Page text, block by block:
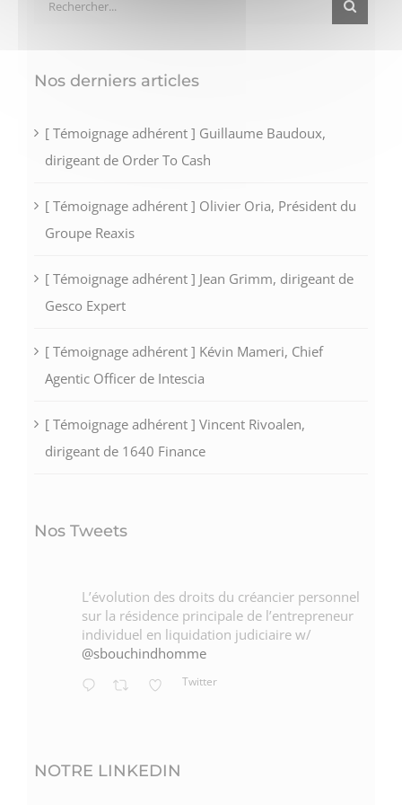
Nos derniers articles
[ Témoignage adhérent ] Guillaume Baudoux,
dirigeant de Order To Cash
[ Témoignage adhérent ] Olivier Oria, Président du
Groupe Reaxis
[ Témoignage adhérent ] Jean Grimm, dirigeant de
Gesco Expert
[ Témoignage adhérent ] Kévin Mameri, Chief
Agentic Officer de Intescia
[ Témoignage adhérent ] Vincent Rivoalen,
dirigeant de 1640 Finance
Nos Tweets
L’évolution des droits du créancier personnel
sur la résidence principale de l’entrepreneur
individuel en liquidation judiciaire w/
@sbouchindhomme
Twitter
NOTRE LINKEDIN